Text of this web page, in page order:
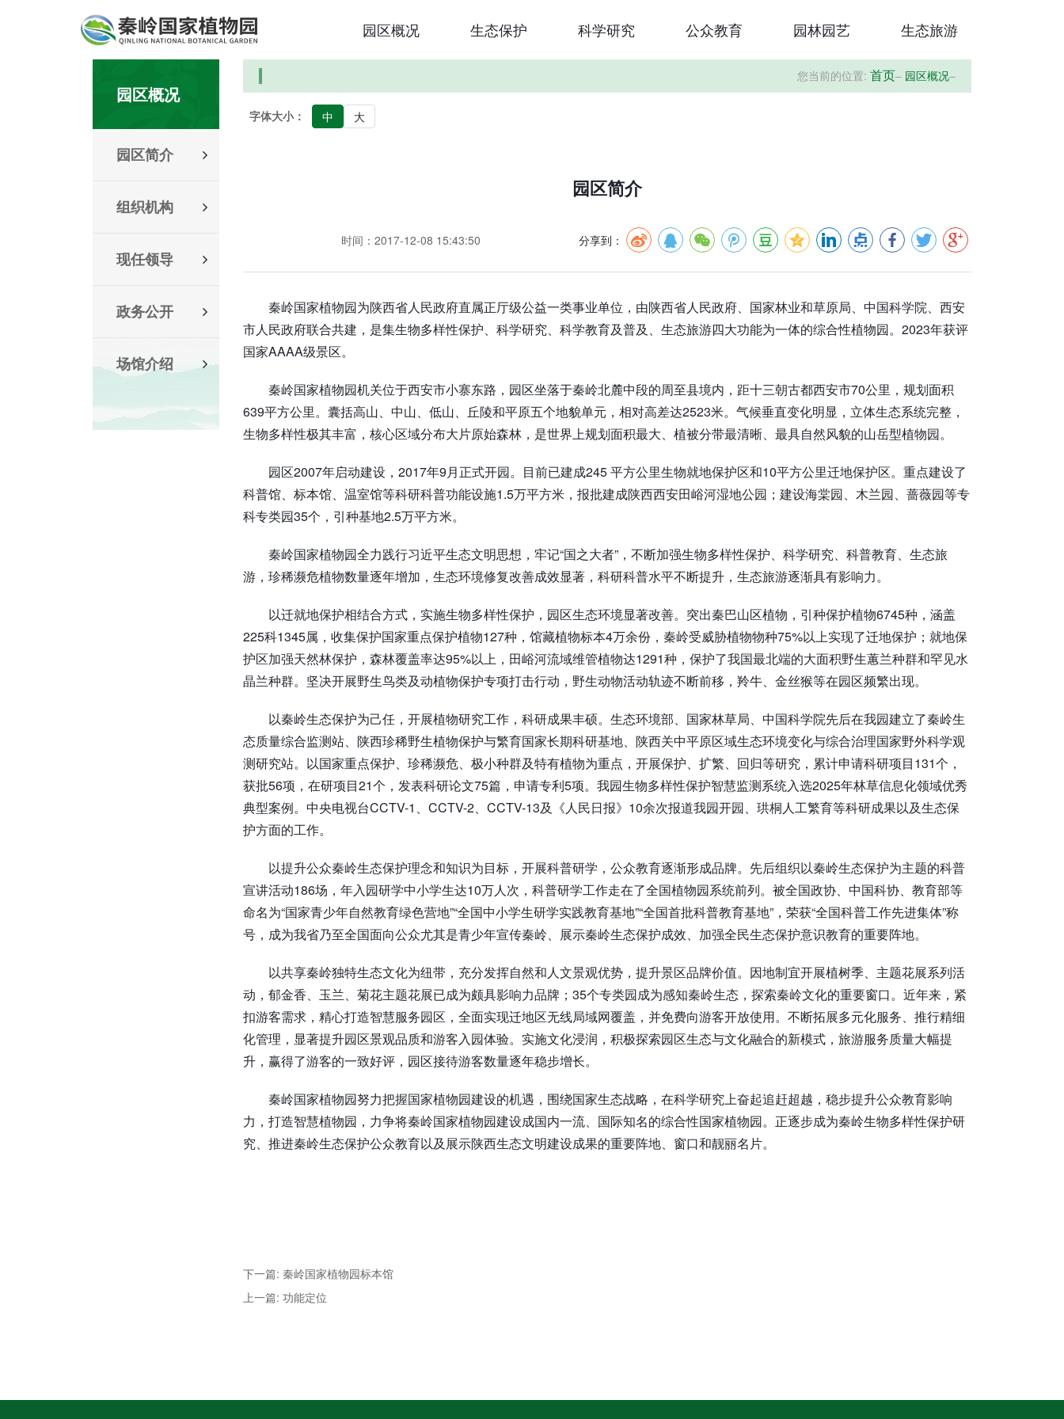
园区概况 生态保护 科学研究 公众教育 园林园艺 生态旅游
园区概况
园区简介
组织机构
现任领导
政务公开
场馆介绍
您当前的位置: 首页– 园区概况–
字体大小： 中 大
园区简介
时间：2017-12-08 15:43:50 分享到：
秦岭国家植物园为陕西省人民政府直属正厅级公益一类事业单位，由陕西省人民政府、国家林业和草原局、中国科学院、西安
市人民政府联合共建，是集生物多样性保护、科学研究、科学教育及普及、生态旅游四大功能为一体的综合性植物园。2023年获评
国家AAAA级景区。
秦岭国家植物园机关位于西安市小寨东路，园区坐落于秦岭北麓中段的周至县境内，距十三朝古都西安市70公里，规划面积
639平方公里。囊括高山、中山、低山、丘陵和平原五个地貌单元，相对高差达2523米。气候垂直变化明显，立体生态系统完整，
生物多样性极其丰富，核心区域分布大片原始森林，是世界上规划面积最大、植被分带最清晰、最具自然风貌的山岳型植物园。
园区2007年启动建设，2017年9月正式开园。目前已建成245 平方公里生物就地保护区和10平方公里迁地保护区。重点建设了
科普馆、标本馆、温室馆等科研科普功能设施1.5万平方米，报批建成陕西西安田峪河湿地公园；建设海棠园、木兰园、蔷薇园等专
科专类园35个，引种基地2.5万平方米。
秦岭国家植物园全力践行习近平生态文明思想，牢记“国之大者”，不断加强生物多样性保护、科学研究、科普教育、生态旅
游，珍稀濒危植物数量逐年增加，生态环境修复改善成效显著，科研科普水平不断提升，生态旅游逐渐具有影响力。
以迁就地保护相结合方式，实施生物多样性保护，园区生态环境显著改善。突出秦巴山区植物，引种保护植物6745种，涵盖
225科1345属，收集保护国家重点保护植物127种，馆藏植物标本4万余份，秦岭受威胁植物物种75%以上实现了迁地保护；就地保
护区加强天然林保护，森林覆盖率达95%以上，田峪河流域维管植物达1291种，保护了我国最北端的大面积野生蕙兰种群和罕见水
晶兰种群。坚决开展野生鸟类及动植物保护专项打击行动，野生动物活动轨迹不断前移，羚牛、金丝猴等在园区频繁出现。
以秦岭生态保护为己任，开展植物研究工作，科研成果丰硕。生态环境部、国家林草局、中国科学院先后在我园建立了秦岭生
态质量综合监测站、陕西珍稀野生植物保护与繁育国家长期科研基地、陕西关中平原区域生态环境变化与综合治理国家野外科学观
测研究站。以国家重点保护、珍稀濒危、极小种群及特有植物为重点，开展保护、扩繁、回归等研究，累计申请科研项目131个，
获批56项，在研项目21个，发表科研论文75篇，申请专利5项。我园生物多样性保护智慧监测系统入选2025年林草信息化领域优秀
典型案例。中央电视台CCTV-1、CCTV-2、CCTV-13及《人民日报》10余次报道我园开园、珙桐人工繁育等科研成果以及生态保
护方面的工作。
以提升公众秦岭生态保护理念和知识为目标，开展科普研学，公众教育逐渐形成品牌。先后组织以秦岭生态保护为主题的科普
宣讲活动186场，年入园研学中小学生达10万人次，科普研学工作走在了全国植物园系统前列。被全国政协、中国科协、教育部等
命名为“国家青少年自然教育绿色营地”“全国中小学生研学实践教育基地”“全国首批科普教育基地”，荣获“全国科普工作先进集体”称
号，成为我省乃至全国面向公众尤其是青少年宣传秦岭、展示秦岭生态保护成效、加强全民生态保护意识教育的重要阵地。
以共享秦岭独特生态文化为纽带，充分发挥自然和人文景观优势，提升景区品牌价值。因地制宜开展植树季、主题花展系列活
动，郁金香、玉兰、菊花主题花展已成为颇具影响力品牌；35个专类园成为感知秦岭生态，探索秦岭文化的重要窗口。近年来，紧
扣游客需求，精心打造智慧服务园区，全面实现迁地区无线局域网覆盖，并免费向游客开放使用。不断拓展多元化服务、推行精细
化管理，显著提升园区景观品质和游客入园体验。实施文化浸润，积极探索园区生态与文化融合的新模式，旅游服务质量大幅提
升，赢得了游客的一致好评，园区接待游客数量逐年稳步增长。
秦岭国家植物园努力把握国家植物园建设的机遇，围绕国家生态战略，在科学研究上奋起追赶超越，稳步提升公众教育影响
力，打造智慧植物园，力争将秦岭国家植物园建设成国内一流、国际知名的综合性国家植物园。正逐步成为秦岭生物多样性保护研
究、推进秦岭生态保护公众教育以及展示陕西生态文明建设成果的重要阵地、窗口和靓丽名片。
下一篇: 秦岭国家植物园标本馆
上一篇: 功能定位